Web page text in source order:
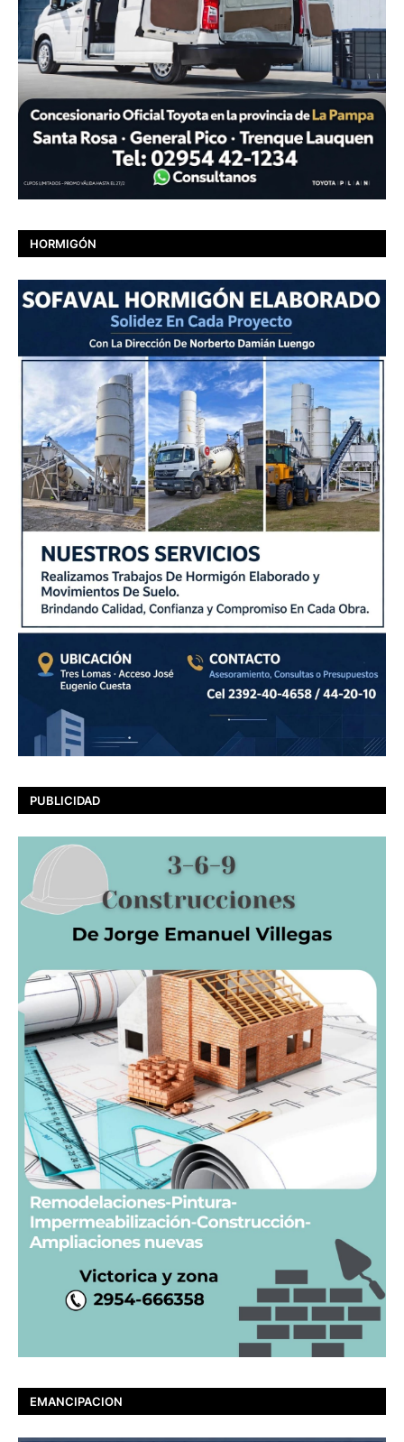
HORMIGÓN
PUBLICIDAD
EMANCIPACION